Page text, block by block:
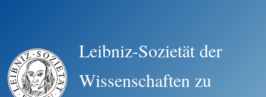
Leibniz-Sozietät der
Wissenschaften zu